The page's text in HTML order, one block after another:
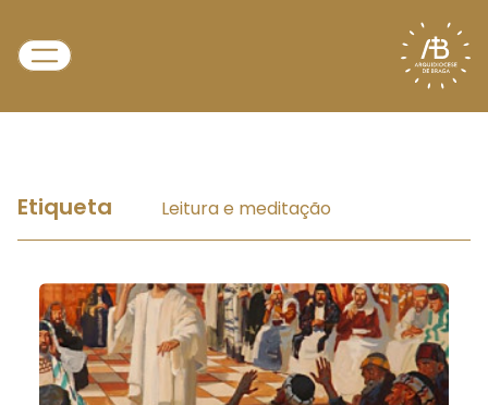
Etiqueta Leitura e meditação